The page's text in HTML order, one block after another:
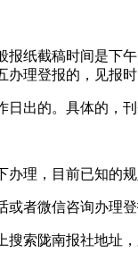
纸截稿时间是下
办理登报的，见报
出的。具体的，
理，目前已知的
者微信咨询办理登
索陇南报社地址